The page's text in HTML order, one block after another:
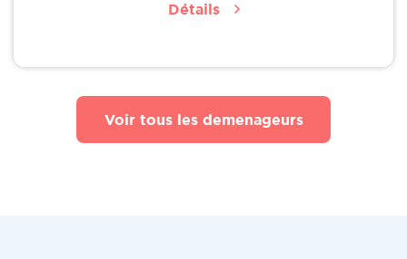
Détails
Voir tous les demenageurs